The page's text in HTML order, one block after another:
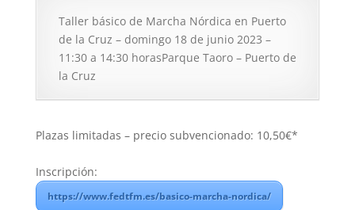
Taller básico de Marcha Nórdica en Puerto
de la Cruz – domingo 18 de junio 2023 –
11:30 a 14:30 horasParque Taoro – Puerto de
la Cruz
Plazas limitadas – precio subvencionado: 10,50€*
Inscripción:
https://www.fedtfm.es/basico-marcha-nordica/